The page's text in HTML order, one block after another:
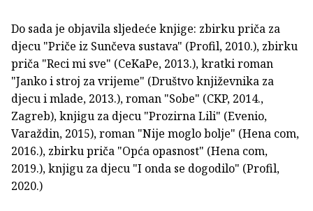
Do sada je objavila sljedeće knjige: zbirku priča za
djecu "Priče iz Sunčeva sustava" (Profil, 2010.), zbirku
priča "Reci mi sve" (CeKaPe, 2013.), kratki roman
"Janko i stroj za vrijeme" (Društvo književnika za
djecu i mlade, 2013.), roman "Sobe" (CKP, 2014.,
Zagreb), knjigu za djecu "Prozirna Lili" (Evenio,
Varaždin, 2015), roman "Nije moglo bolje" (Hena com,
2016.), zbirku priča "Opća opasnost" (Hena com,
2019.), knjigu za djecu "I onda se dogodilo" (Profil,
2020.)